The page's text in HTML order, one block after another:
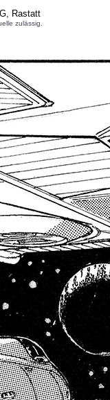
Rastatt
zulässig.